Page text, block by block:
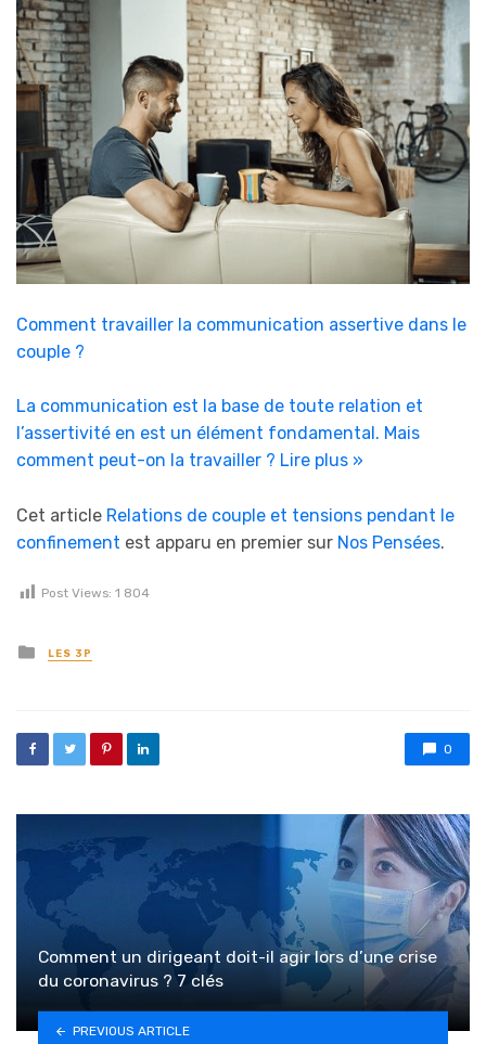
Comment travailler la communication assertive dans le
couple ?
La communication est la base de toute relation et
l’assertivité en est un élément fondamental. Mais
comment peut-on la travailler ? Lire plus »
Cet article Relations de couple et tensions pendant le
confinement est apparu en premier sur Nos Pensées.
Post Views: 1 804
Posted in
LES 3P
0
Comment un dirigeant doit-il agir lors d’une crise
du coronavirus ? 7 clés
PREVIOUS ARTICLE